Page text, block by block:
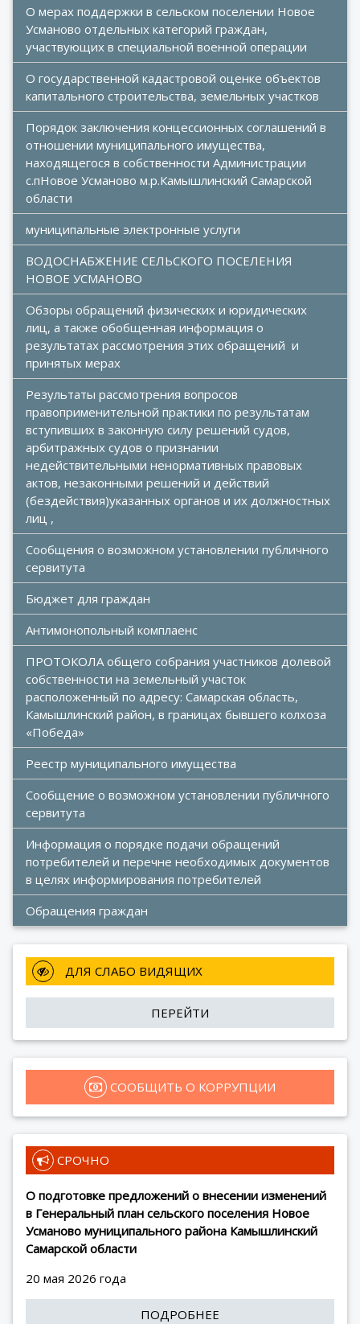
О мерах поддержки в сельском поселении Новое
Усманово отдельных категорий граждан,
участвующих в специальной военной операции
О государственной кадастровой оценке объектов
капитального строительства, земельных участков
Порядок заключения концессионных соглашений в
отношении муниципального имущества,
находящегося в собственности Администрации
с.пНовое Усманово м.р.Камышлинский Самарской
области
муниципальные электронные услуги
ВОДОСНАБЖЕНИЕ СЕЛЬСКОГО ПОСЕЛЕНИЯ
НОВОЕ УСМАНОВО
Обзоры обращений физических и юридических
лиц, а также обобщенная информация о
результатах рассмотрения этих обращений  и
принятых мерах
Результаты рассмотрения вопросов
правоприменительной практики по результатам
вступивших в законную силу решений судов,
арбитражных судов о признании
недействительными ненормативных правовых
актов, незаконными решений и действий
(бездействия)указанных органов и их должностных
лиц ,
Сообщения о возможном установлении публичного
сервитута
Бюджет для граждан
Антимонопольный комплаенс
ПРОТОКОЛА общего собрания участников долевой
собственности на земельный участок
расположенный по адресу: Самарская область,
Камышлинский район, в границах бывшего колхоза
«Победа»
Реестр муниципального имущества
Сообщение о возможном установлении публичного
сервитута
Информация о порядке подачи обращений
потребителей и перечне необходимых документов
в целях информирования потребителей
Обращения граждан
ДЛЯ СЛАБО ВИДЯЩИХ
ПЕРЕЙТИ
СООБЩИТЬ О КОРРУПЦИИ
СРОЧНО
О подготовке предложений о внесении изменений
в Генеральный план сельского поселения Новое
Усманово муниципального района Камышлинский
Самарской области
20 мая 2026 года
ПОДРОБНЕЕ